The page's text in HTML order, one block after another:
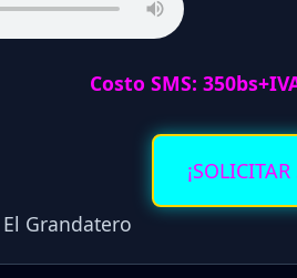
Costo SMS:
Grandatero